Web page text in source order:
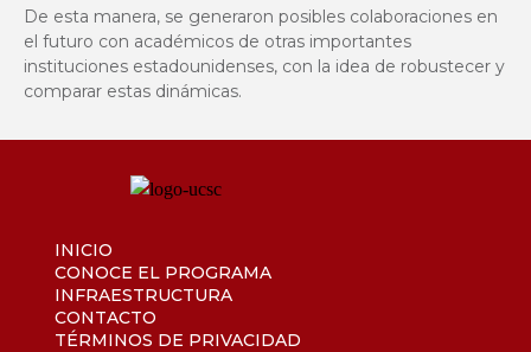
De esta manera, se generaron posibles colaboraciones en
el futuro con académicos de otras importantes
instituciones estadounidenses, con la idea de robustecer y
comparar estas dinámicas.
INICIO
CONOCE EL PROGRAMA
INFRAESTRUCTURA
CONTACTO
TÉRMINOS DE PRIVACIDAD